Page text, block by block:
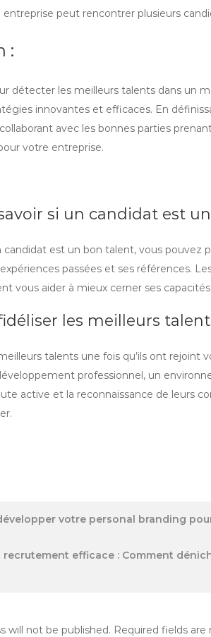
peut rencontrer plusieurs
:
détecter les meilleurs talents dans un
innovantes et efficaces. En
avec les bonnes parties
votre entreprise.
si un candidat est
candidat est un bon talent, vous
expériences passées et ses références.
vous aider à mieux cerner ses capacités.
les meilleurs
talents une fois qu’ils ont rejoint
professionnel, un
active et la reconnaissance de leurs
votre personal branding
recrutement efficace : Comment
will not be published. Required fields are